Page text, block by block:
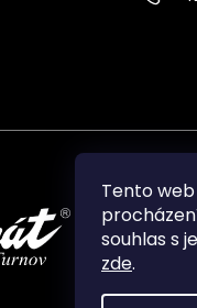
Tento
souhlas s
zde.